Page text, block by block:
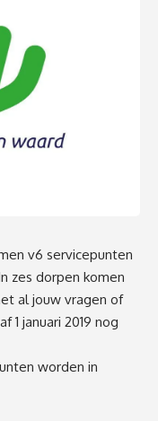
v6 servicepunten
zes dorpen komen
al jouw vragen of
1 januari 2019 nog
worden in